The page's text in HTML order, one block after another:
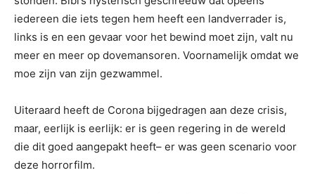
iedereen die iets tegen hem heeft een landverrader is,
links is en een gevaar voor het bewind moet zijn, valt nu
meer en meer op dovemansoren. Voornamelijk omdat we
moe zijn van zijn gezwammel.
Uiteraard heeft de Corona bijgedragen aan deze crisis,
maar, eerlijk is eerlijk: er is geen regering in de wereld
die dit goed aangepakt heeft– er was geen scenario voor
deze horrorfilm.